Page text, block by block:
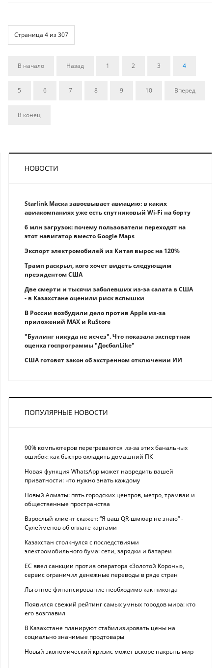
Страница 4 из 307
В начало Назад 1 2 3 4
5 6 7 8 9 10 Вперед
В конец
НОВОСТИ
Starlink Маска завоевывает авиацию: в каких
авиакомпаниях уже есть спутниковый Wi-Fi на борту
6 млн загрузок: почему пользователи переходят на
этот навигатор вместо Google Maps
Экспорт электромобилей из Китая вырос на 120%
Трамп раскрыл, кого хочет видеть следующим
президентом США
Две смерти и тысячи заболевших из-за салата в США
- в Казахстане оценили риск вспышки
В России возбудили дело против Apple из-за
приложений MAX и RuStore
"Буллинг никуда не исчез". Что показала экспертная
оценка госпрограммы "ДосболLike"
США готовят закон об экстренном отключении ИИ
ПОПУЛЯРНЫЕ НОВОСТИ
90% компьютеров перегреваются из-за этих банальных
ошибок: как быстро охладить домашний ПК
Новая функция WhatsApp может навредить вашей
приватности: что нужно знать каждому
Новый Алматы: пять городских центров, метро, трамваи и
общественные пространства
Взрослый клиент скажет: “Я ваш QR-шмюар не знаю“ -
Сулейменов об оплате картами
Казахстан столкнулся с последствиями
электромобильного бума: сети, зарядки и батареи
ЕС ввел санкции против оператора «Золотой Короны»,
сервис ограничил денежные переводы в ряде стран
Льготное финансирование необходимо как никогда
Появился свежий рейтинг самых умных городов мира: кто
его возглавил
В Казахстане планируют стабилизировать цены на
социально значимые продтовары
Новый экономический кризис может вскоре накрыть мир